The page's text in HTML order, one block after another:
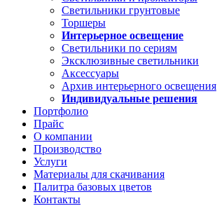
Светильники грунтовые
Торшеры
Интерьерное освещение
Светильники по сериям
Эксклюзивные светильники
Аксессуары
Архив интерьерного освещения
Индивидуальные решения
Портфолио
Прайс
О компании
Производство
Услуги
Материалы для скачивания
Палитра базовых цветов
Контакты